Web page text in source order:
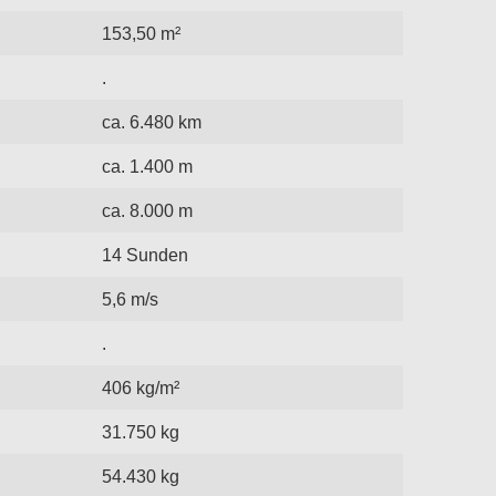
153,50 m²
.
ca. 6.480 km
ca. 1.400 m
ca. 8.000 m
14 Sunden
5,6 m/s
.
406 kg/m²
31.750 kg
54.430 kg